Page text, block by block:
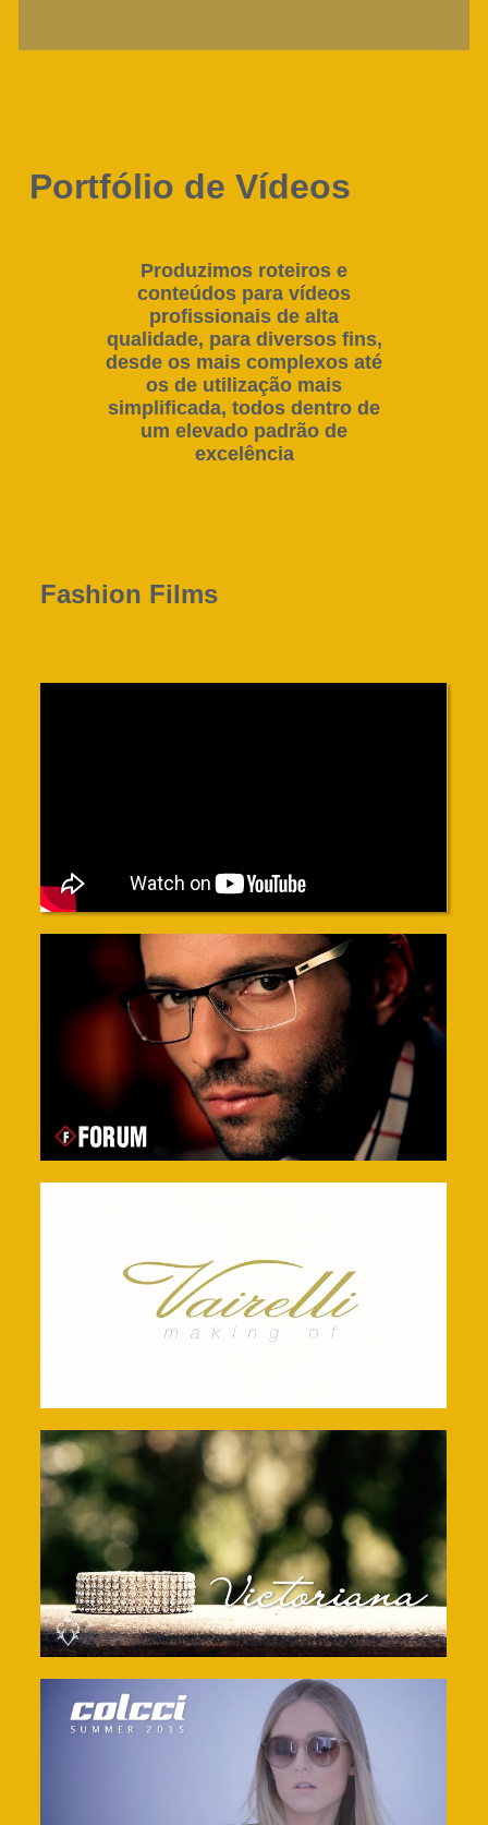
Portfólio de Vídeos
Produzimos roteiros e
conteúdos para vídeos
profissionais de alta
qualidade, para diversos fins,
desde os mais complexos até
os de utilização mais
simplificada, todos dentro de
um elevado padrão de
excelência
Fashion Films